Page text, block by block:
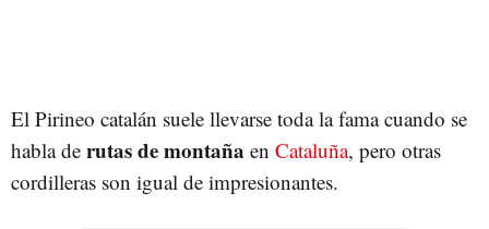
El Pirineo catalán suele llevarse toda la fama cuando se
habla de rutas de montaña en Cataluña, pero otras
cordilleras son igual de impresionantes.